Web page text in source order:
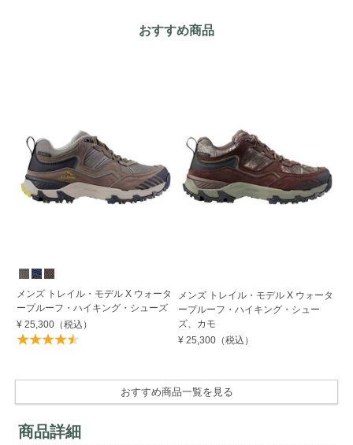
おすすめ商品
メンズ トレイル・モデル X ウォータ
ープルーフ・ハイキング・シューズ
¥ 25,300（税込）
メンズ トレイル・モデル X ウォータ
ープルーフ・ハイキング・シュー
ズ、カモ
¥ 25,300 （税込）
おすすめ商品一覧を見る
商品詳細